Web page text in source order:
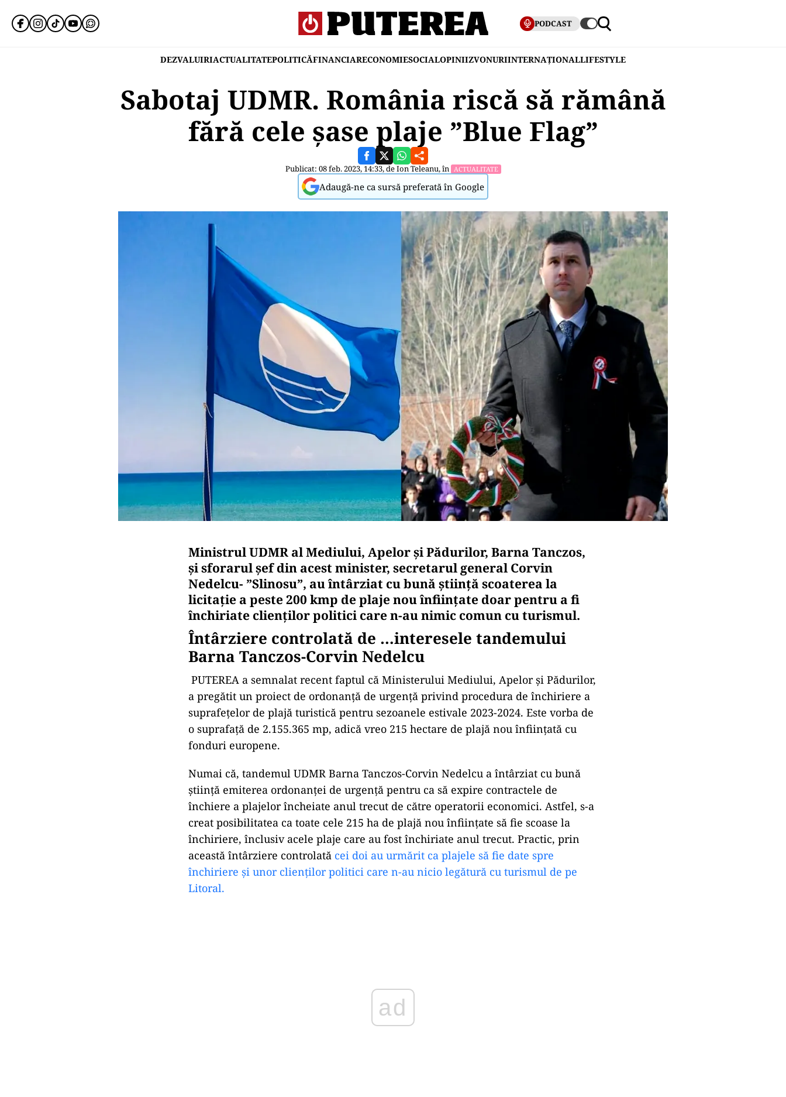
PODCAST
DEZVALUIRIACTUALITATEPOLITICĂFINANCIARECONOMIESOCIALOPINIIZVONURIINTERNAȚIONALLIFESTYLE
Sabotaj UDMR. România riscă să rămână
fără cele șase plaje ”Blue Flag”
Publicat: 08 feb. 2023, 14:33, deIon Teleanu, în ACTUALITATE
Adaugă-ne ca sursă preferată în Google
Ministrul UDMR al Mediului, Apelor și Pădurilor, Barna Tanczos,
și sforarul șef din acest minister, secretarul general Corvin
Nedelcu- ”Slinosu”, au întârziat cu bună știință scoaterea la
licitație a peste 200 kmp de plaje nou înființate doar pentru a fi
închiriate clienților politici care n-au nimic comun cu turismul.
Întârziere controlată de …interesele tandemului
Barna Tanczos-Corvin Nedelcu
PUTEREA a semnalat recent faptul că Ministerului Mediului, Apelor și Pădurilor,
a pregătit un proiect de ordonanță de urgență privind procedura de închiriere a
suprafețelor de plajă turistică pentru sezoanele estivale 2023-2024. Este vorba de
o suprafață de 2.155.365 mp, adică vreo 215 hectare de plajă nou înființată cu
fonduri europene.
Numai că, tandemul UDMR Barna Tanczos-Corvin Nedelcu a întârziat cu bună
știință emiterea ordonanței de urgență pentru ca să expire contractele de
închiere a plajelor încheiate anul trecut de către operatorii economici. Astfel, s-a
creat posibilitatea ca toate cele 215 ha de plajă nou înființate să fie scoase la
închiriere, înclusiv acele plaje care au fost închiriate anul trecut. Practic, prin
această întârziere controlată cei doi au urmărit ca plajele să fie date spre
închiriere și unor clienților politici care n-au nicio legătură cu turismul de pe
Litoral.